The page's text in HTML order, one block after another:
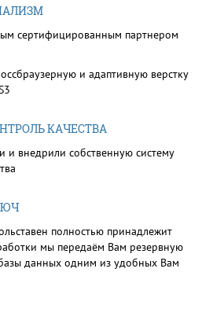
сертифицированным партнером
и адаптивную верстку
КАЧЕСТВА
и внедрили собственную систему
полностью принадлежит
мы передаём Вам резервную
данных одним из удобных Вам